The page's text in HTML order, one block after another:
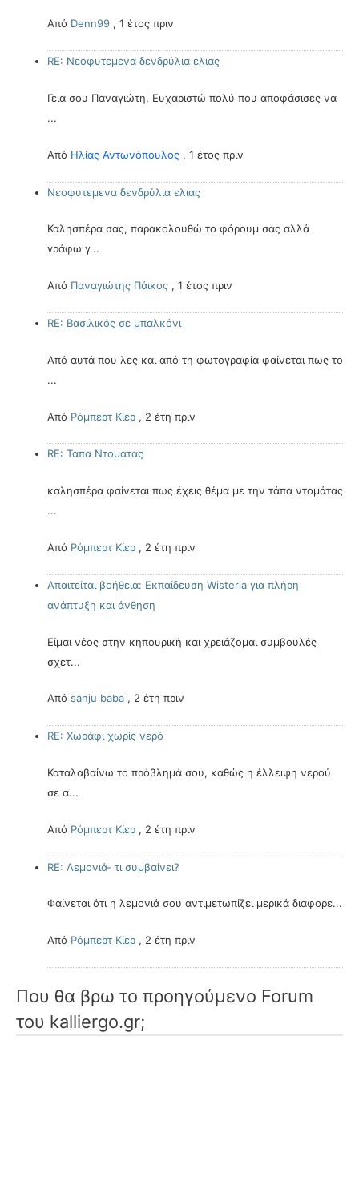
Από Denn99 , 1 έτος πριν
RE: Νεοφυτεμενα δενδρύλια ελιας
Γεια σου Παναγιώτη, Ευχαριστώ πολύ που αποφάσισες να
...
Από Ηλίας Αντωνόπουλος , 1 έτος πριν
Νεοφυτεμενα δενδρύλια ελιας
Καλησπέρα σας, παρακολουθώ το φόρουμ σας αλλά
γράφω γ...
Από Παναγιώτης Πάικος , 1 έτος πριν
RE: Βασιλικός σε μπαλκόνι
Από αυτά που λες και από τη φωτογραφία φαίνεται πως το
...
Από Ρόμπερτ Κίερ , 2 έτη πριν
RE: Ταπα Ντοματας
καλησπέρα φαίνεται πως έχεις θέμα με την τάπα ντομάτας
...
Από Ρόμπερτ Κίερ , 2 έτη πριν
Απαιτείται βοήθεια: Εκπαίδευση Wisteria για πλήρη
ανάπτυξη και άνθηση
Είμαι νέος στην κηπουρική και χρειάζομαι συμβουλές
σχετ...
Από sanju baba , 2 έτη πριν
RE: Χωράφι χωρίς νερό
Καταλαβαίνω το πρόβλημά σου, καθώς η έλλειψη νερού
σε α...
Από Ρόμπερτ Κίερ , 2 έτη πριν
RE: Λεμονιά- τι συμβαίνει?
Φαίνεται ότι η λεμονιά σου αντιμετωπίζει μερικά διαφορε...
Από Ρόμπερτ Κίερ , 2 έτη πριν
Που θα βρω το προηγούμενο Forum
του kalliergo.gr;